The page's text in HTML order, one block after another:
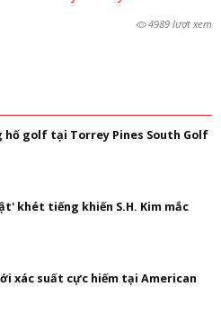
4989 lượt xem
hố golf tại Torrey Pines South Golf
khét tiếng khiến S.H. Kim mắc
xác suất cực hiếm tại American